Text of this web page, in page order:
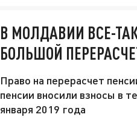
В МОЛДАВИИ ВСЕ-
БОЛЬШОЙ
Право на перерасчет
пенсии вносили взносы в
января 2019 года